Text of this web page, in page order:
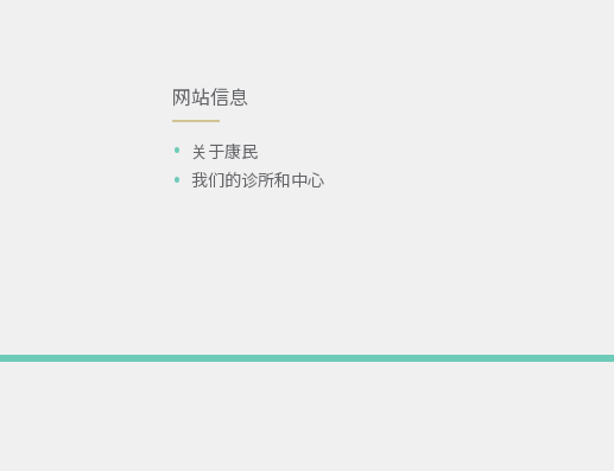
网站信息
关于康民
我们的诊所和中心